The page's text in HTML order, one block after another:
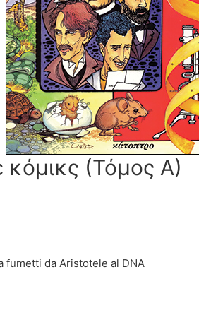
κόμικς (Τόμος Α)
fumetti da Aristotele al DNA